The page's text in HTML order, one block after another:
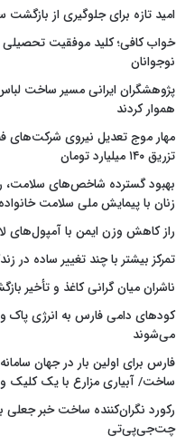
امید تازه برای جلوگیری از بازگشت
خواب کافی؛ کلید موفقیت تحصیلی
نوجوانان
پژوهشگران ایرانی مسیر ساخت
هموار کردند
مهار موج تعدیل نیروی شرکت‌های
تزریق ۱۴۰ میلیارد تومان
بهبود گسترده شاخص‌های سلامت،
زنان با پیمایش ملی سلامت
راز کاهش وزن ایمن با آمپول‌های
تمرکز بیشتر با چند تغییر ساده در
ناشران میان گرانی کاغذ و تأخیر
کودهای دامی فارس به انرژی پاک و
می‌شوند
فارس برای اولین بار در جهان
ساخت/ آبیاری مزارع با یک کلیک و
رکورد نگران‌کننده ساخت خبر جعلی
چت‌جی‌پی‌تی